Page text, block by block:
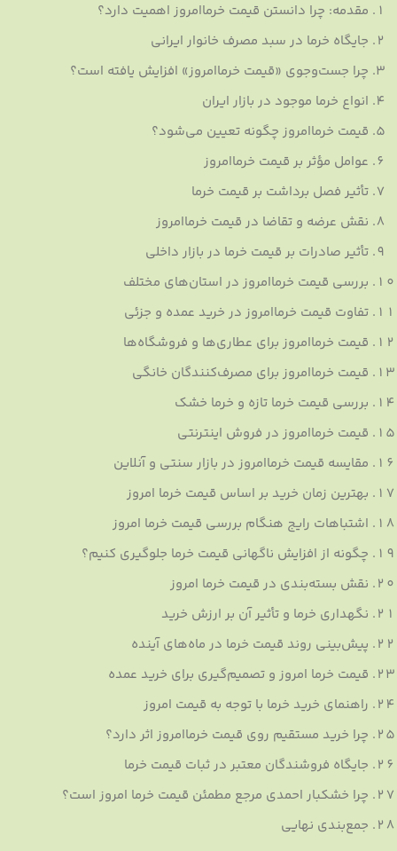
مقدمه: چرا دانستن قیمت خرماامروز اهمیت دارد؟
جایگاه خرما در سبد مصرف خانوار ایرانی
چرا جست‌وجوی «قیمت خرماامروز» افزایش یافته است؟
انواع خرما موجود در بازار ایران
قیمت خرماامروز چگونه تعیین می‌شود؟
عوامل مؤثر بر قیمت خرماامروز
تأثیر فصل برداشت بر قیمت خرما
نقش عرضه و تقاضا در قیمت خرماامروز
تأثیر صادرات بر قیمت خرما در بازار داخلی
بررسی قیمت خرماامروز در استان‌های مختلف
تفاوت قیمت خرماامروز در خرید عمده و جزئی
قیمت خرماامروز برای عطاری‌ها و فروشگاه‌ها
قیمت خرماامروز برای مصرف‌کنندگان خانگی
بررسی قیمت خرما تازه و خرما خشک
قیمت خرماامروز در فروش اینترنتی
مقایسه قیمت خرماامروز در بازار سنتی و آنلاین
بهترین زمان خرید بر اساس قیمت خرما امروز
اشتباهات رایج هنگام بررسی قیمت خرما امروز
چگونه از افزایش ناگهانی قیمت خرما جلوگیری کنیم؟
نقش بسته‌بندی در قیمت خرما امروز
نگهداری خرما و تأثیر آن بر ارزش خرید
پیش‌بینی روند قیمت خرما در ماه‌های آینده
قیمت خرما امروز و تصمیم‌گیری برای خرید عمده
راهنمای خرید خرما با توجه به قیمت امروز
چرا خرید مستقیم روی قیمت خرماامروز اثر دارد؟
جایگاه فروشندگان معتبر در ثبات قیمت خرما
چرا خشکبار احمدی مرجع مطمئن قیمت خرما امروز است؟
جمع‌بندی نهایی